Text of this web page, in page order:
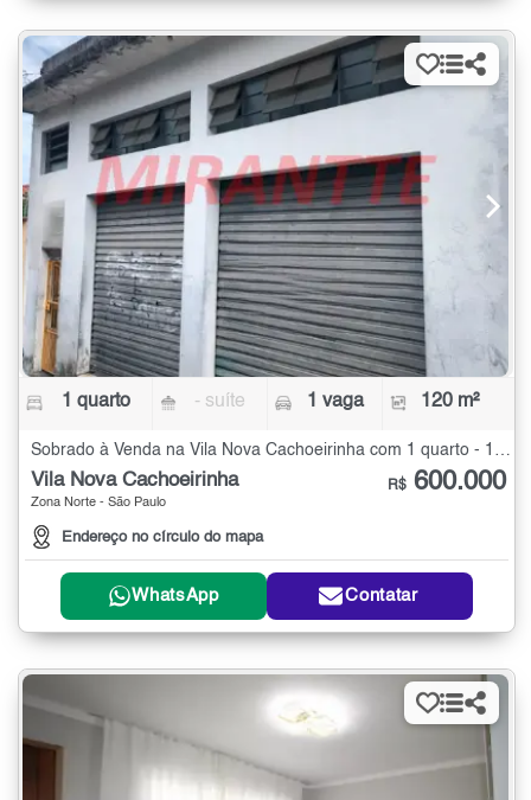
1 quarto - suíte 1 vaga 120 m²
Vila Nova Cachoeirinha
Zona Norte - São Paulo
Endereço no círculo do mapa
R$ 600.000
WhatsApp Contatar